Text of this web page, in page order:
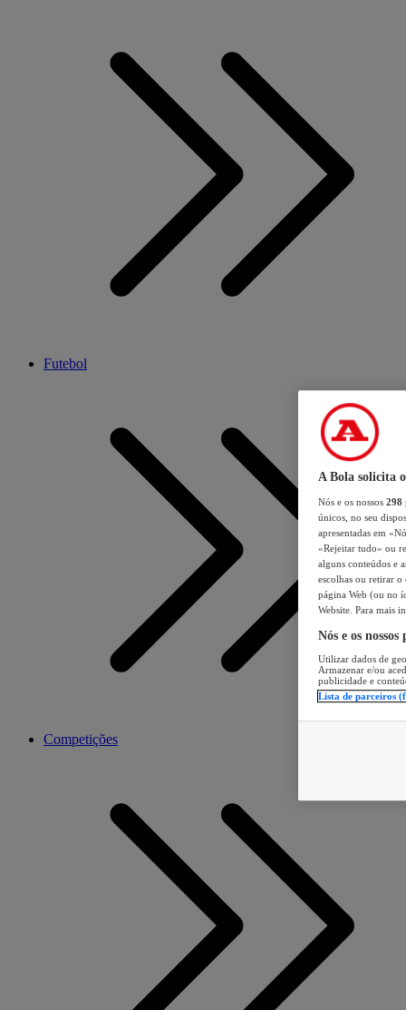
Futebol
Competições
A Bola solicita
Nós e os nossos 298
únicos, no seu
apresentadas em
«Rejeitar tudo» ou
alguns conteúdos e
escolhas ou retirar
página Web (ou no
Website. Para mais
Nós e os
Utilizar dados de
Armazenar e/ou
publicidade e
Lista de parceiros